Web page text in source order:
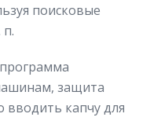
поисковые
защита
вводить капчу для